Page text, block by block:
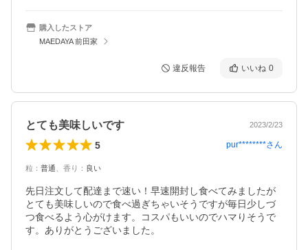
購入したストア
MAEDAYA 前田家
違反報告 いいね 0
とても美味しいです 2023/2/23
5 pur********さん
粒 ： 普通 香り ： 良い
先日注文して配達まで速い！早速開封し食べてみましたが
とても美味しいので食べ過ぎちゃいそうですが毎日少しづ
つ食べるよう心がけます。コスパもいいのでハマりそうで
す。ありがとうございました。